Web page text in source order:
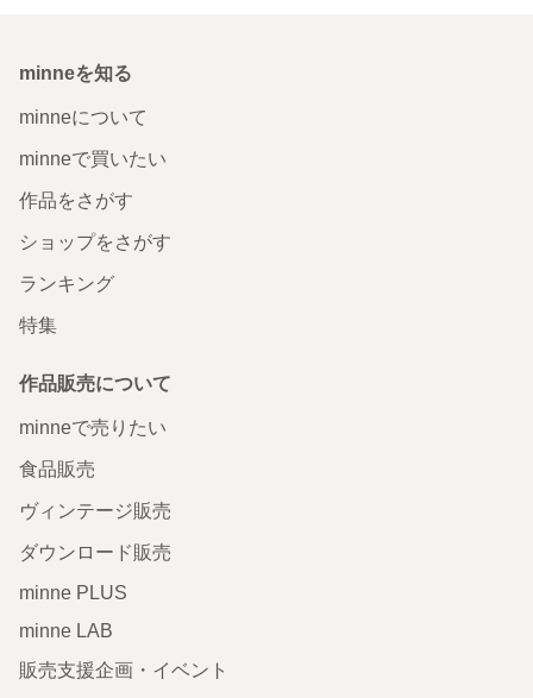
minneを知る
minneについて
minneで買いたい
作品をさがす
ショップをさがす
ランキング
特集
作品販売について
minneで売りたい
食品販売
ヴィンテージ販売
ダウンロード販売
minne PLUS
minne LAB
販売支援企画・イベント